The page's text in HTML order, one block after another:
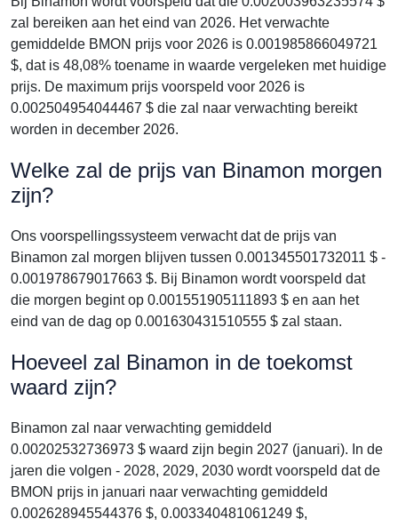
zal bereiken aan het eind van 2026. Het verwachte
gemiddelde BMON prijs voor 2026 is 0.001985866049721
$, dat is 48,08% toename in waarde vergeleken met huidige
prijs. De maximum prijs voorspeld voor 2026 is
0.002504954044467 $ die zal naar verwachting bereikt
worden in december 2026.
Welke zal de prijs van Binamon morgen
zijn?
Ons voorspellingssysteem verwacht dat de prijs van
Binamon zal morgen blijven tussen 0.001345501732011 $ -
0.001978679017663 $. Bij Binamon wordt voorspeld dat
die morgen begint op 0.001551905111893 $ en aan het
eind van de dag op 0.001630431510555 $ zal staan.
Hoeveel zal Binamon in de toekomst
waard zijn?
Binamon zal naar verwachting gemiddeld
0.00202532736973 $ waard zijn begin 2027 (januari). In de
jaren die volgen - 2028, 2029, 2030 wordt voorspeld dat de
BMON prijs in januari naar verwachting gemiddeld
0.002628945544376 $, 0.003340481061249 $,